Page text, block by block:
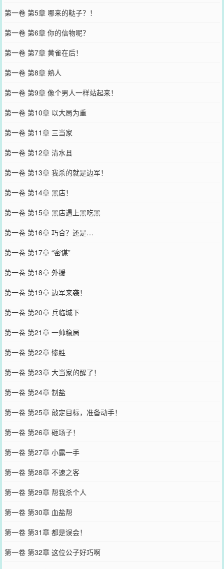
第一卷 第5章 哪来的鞑子？！
第一卷 第6章 你的信物呢？
第一卷 第7章 黄雀在后！
第一卷 第8章 熟人
第一卷 第9章 像个男人一样站起来！
第一卷 第10章 以大局为重
第一卷 第11章 三当家
第一卷 第12章 清水县
第一卷 第13章 我杀的就是边军！
第一卷 第14章 黑店！
第一卷 第15章 黑店遇上黑吃黑
第一卷 第16章 巧合？还是…
第一卷 第17章 “密谋”
第一卷 第18章 外援
第一卷 第19章 边军来袭！
第一卷 第20章 兵临城下
第一卷 第21章 一帅稳局
第一卷 第22章 惨胜
第一卷 第23章 大当家的醒了！
第一卷 第24章 制盐
第一卷 第25章 敲定目标，准备动手！
第一卷 第26章 砸场子！
第一卷 第27章 小露一手
第一卷 第28章 不速之客
第一卷 第29章 帮我杀个人
第一卷 第30章 血盐帮
第一卷 第31章 都是误会！
第一卷 第32章 这位公子好巧啊